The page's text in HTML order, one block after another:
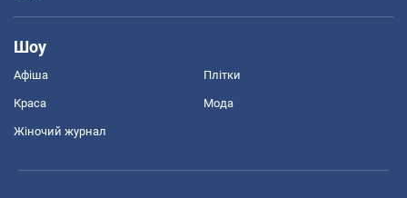
Шоу
Афіша Плітки
Краса Мода
Жіночий журнал